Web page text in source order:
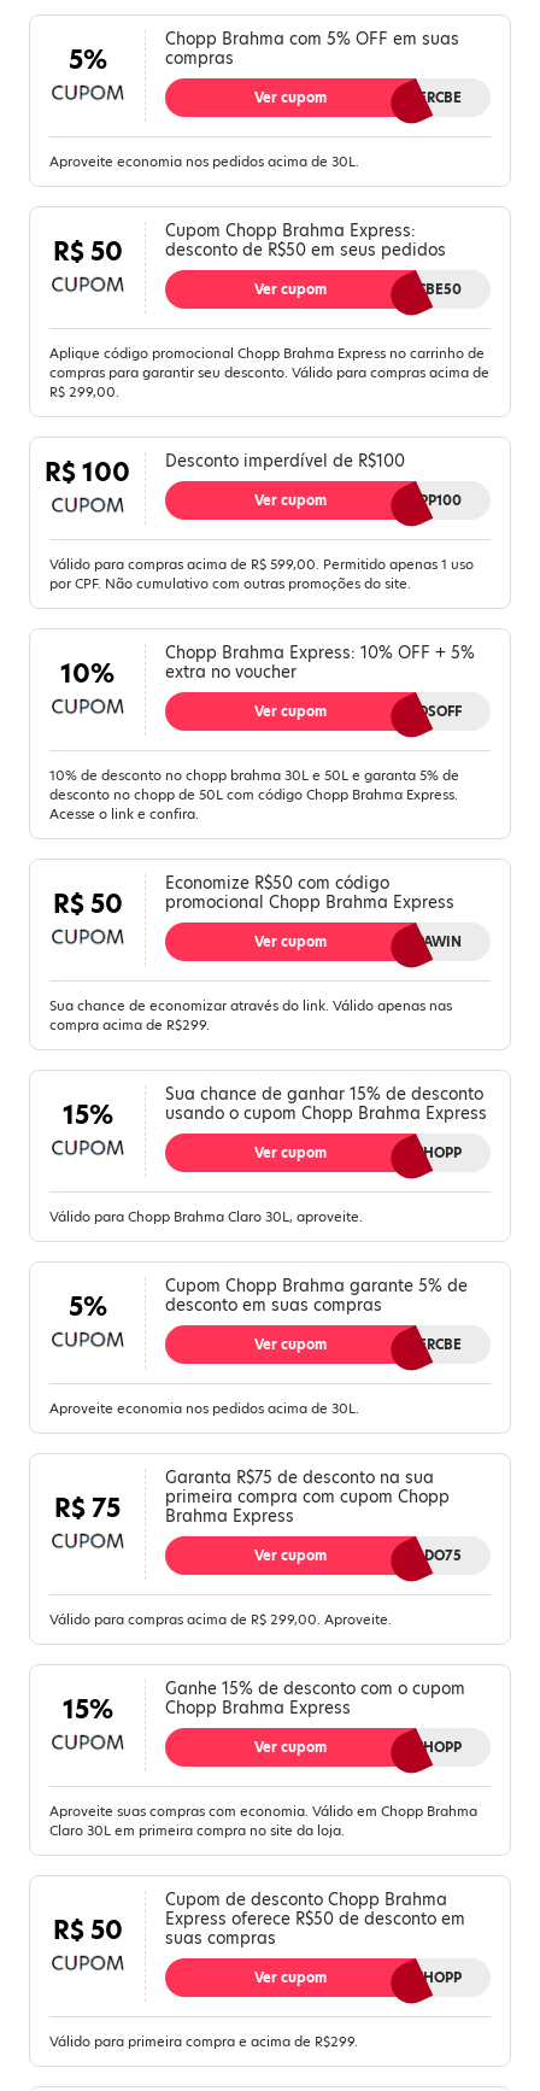
5%
Chopp Brahma com 5% OFF em suas
compras
NIVERCBE
Ver cupom
Aproveite economia nos pedidos acima de 30L.
R$ 50
Cupom Chopp Brahma Express:
desconto de R$50 em seus pedidos
CBE50
Ver cupom
Aplique código promocional Chopp Brahma Express no carrinho de
compras para garantir seu desconto. Válido para compras acima de
R$ 299,00.
R$ 100 Desconto imperdível de R$100
CHOPP100
Ver cupom
Válido para compras acima de R$ 599,00. Permitido apenas 1 uso
por CPF. Não cumulativo com outras promoções do site.
10%
Chopp Brahma Express: 10% OFF + 5%
extra no voucher
50LITROSOFF
Ver cupom
10% de desconto no chopp brahma 30L e 50L e garanta 5% de
desconto no chopp de 50L com código Chopp Brahma Express.
Acesse o link e confira.
R$ 50
Economize R$50 com código
promocional Chopp Brahma Express
CHOPPAWIN
Ver cupom
Sua chance de economizar através do link. Válido apenas nas
compra acima de R$299.
15%
Sua chance de ganhar 15% de desconto
usando o cupom Chopp Brahma Express
15OFFCHOPP
Ver cupom
Válido para Chopp Brahma Claro 30L, aproveite.
5%
Cupom Chopp Brahma garante 5% de
desconto em suas compras
NIVERCBE
Ver cupom
Aproveite economia nos pedidos acima de 30L.
R$ 75
Garanta R$75 de desconto na sua
primeira compra com cupom Chopp
Brahma Express
FERIADO75
Ver cupom
Válido para compras acima de R$ 299,00. Aproveite.
15%
Ganhe 15% de desconto com o cupom
Chopp Brahma Express
PRIMEIRACOMPRAPEDECHOPP
Ver cupom
Aproveite suas compras com economia. Válido em Chopp Brahma
Claro 30L em primeira compra no site da loja.
R$ 50
Cupom de desconto Chopp Brahma
Express oferece R$50 de desconto em
suas compras
MEUPRIMEIROCHOPP
Ver cupom
Válido para primeira compra e acima de R$299.